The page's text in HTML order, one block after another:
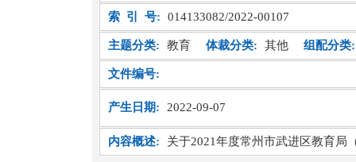
索 引 号: 014133082/2022-00107
主题分类: 教育 体裁分类: 其他 组配分类:
文件编号:
产生日期: 2022-09-07
内容概述: 关于2021年度常州市武进区教育局